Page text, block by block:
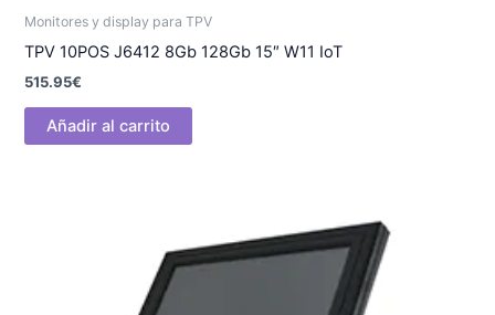
Monitores y display para TPV
TPV 10POS J6412 8Gb 128Gb 15″ W11 IoT
515.95€
Añadir al carrito